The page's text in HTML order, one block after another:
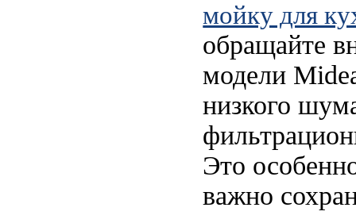
мойку для
обращайте
модели
низкого
Это
важно